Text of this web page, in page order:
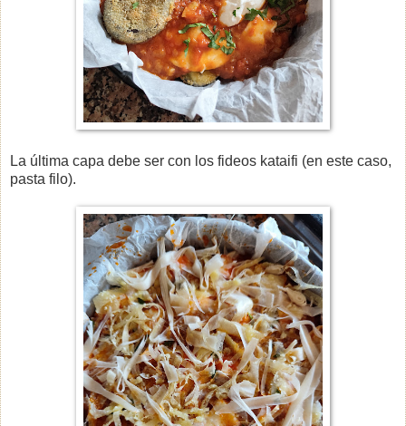
La última capa debe ser con los fideos kataifi (en este caso,
pasta filo).